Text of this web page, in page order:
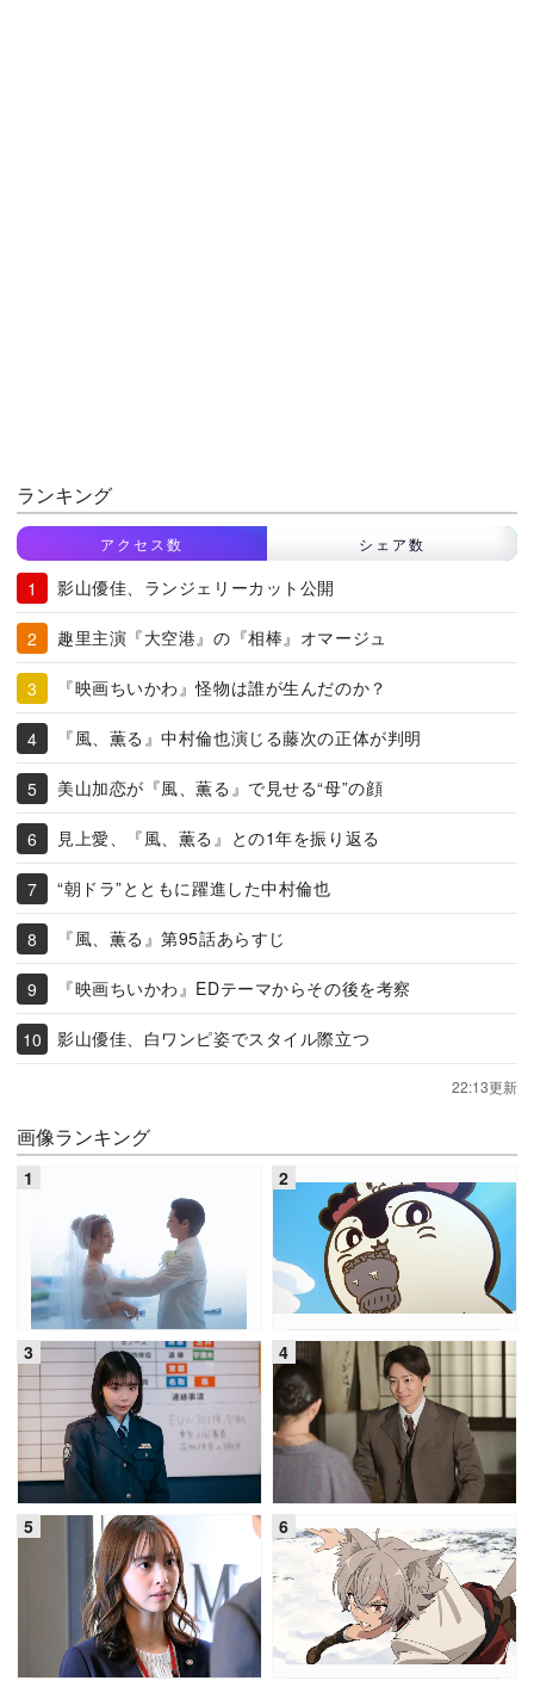
ランキング
アクセス数 シェア数
影山優佳、ランジェリーカット公開
趣里主演『大空港』の『相棒』オマージュ
『映画ちいかわ』怪物は誰が生んだのか？
『風、薫る』中村倫也演じる藤次の正体が判明
美山加恋が『風、薫る』で見せる“母”の顔
見上愛、『風、薫る』との1年を振り返る
“朝ドラ”とともに躍進した中村倫也
『風、薫る』第95話あらすじ
『映画ちいかわ』EDテーマからその後を考察
影山優佳、白ワンピ姿でスタイル際立つ
22:13更新
画像ランキング